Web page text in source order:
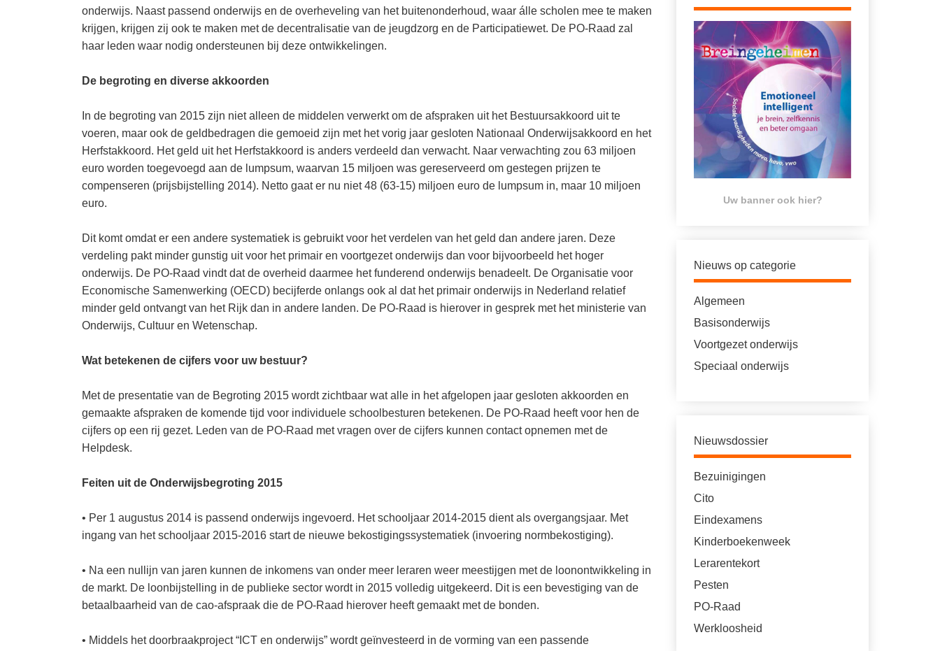
onderwijs. Naast passend onderwijs en de overheveling van het buitenonderhoud, waar álle scholen mee te maken
krijgen, krijgen zij ook te maken met de decentralisatie van de jeugdzorg en de Participatiewet. De PO-Raad zal
haar leden waar nodig ondersteunen bij deze ontwikkelingen.
De begroting en diverse akkoorden
In de begroting van 2015 zijn niet alleen de middelen verwerkt om de afspraken uit het Bestuursakkoord uit te
voeren, maar ook de geldbedragen die gemoeid zijn met het vorig jaar gesloten Nationaal Onderwijsakkoord en het
Herfstakkoord. Het geld uit het Herfstakkoord is anders verdeeld dan verwacht. Naar verwachting zou 63 miljoen
euro worden toegevoegd aan de lumpsum, waarvan 15 miljoen was gereserveerd om gestegen prijzen te
compenseren (prijsbijstelling 2014). Netto gaat er nu niet 48 (63-15) miljoen euro de lumpsum in, maar 10 miljoen
euro.
Dit komt omdat er een andere systematiek is gebruikt voor het verdelen van het geld dan andere jaren. Deze
verdeling pakt minder gunstig uit voor het primair en voortgezet onderwijs dan voor bijvoorbeeld het hoger
onderwijs. De PO-Raad vindt dat de overheid daarmee het funderend onderwijs benadeelt. De Organisatie voor
Economische Samenwerking (OECD) becijferde onlangs ook al dat het primair onderwijs in Nederland relatief
minder geld ontvangt van het Rijk dan in andere landen. De PO-Raad is hierover in gesprek met het ministerie van
Onderwijs, Cultuur en Wetenschap.
Wat betekenen de cijfers voor uw bestuur?
Met de presentatie van de Begroting 2015 wordt zichtbaar wat alle in het afgelopen jaar gesloten akkoorden en
gemaakte afspraken de komende tijd voor individuele schoolbesturen betekenen. De PO-Raad heeft voor hen de
cijfers op een rij gezet. Leden van de PO-Raad met vragen over de cijfers kunnen contact opnemen met de
Helpdesk.
Feiten uit de Onderwijsbegroting 2015
• Per 1 augustus 2014 is passend onderwijs ingevoerd. Het schooljaar 2014-2015 dient als overgangsjaar. Met
ingang van het schooljaar 2015-2016 start de nieuwe bekostigingssystematiek (invoering normbekostiging).
• Na een nullijn van jaren kunnen de inkomens van onder meer leraren weer meestijgen met de loonontwikkeling in
de markt. De loonbijstelling in de publieke sector wordt in 2015 volledig uitgekeerd. Dit is een bevestiging van de
betaalbaarheid van de cao-afspraak die de PO-Raad hierover heeft gemaakt met de bonden.
• Middels het doorbraakproject “ICT en onderwijs” wordt geïnvesteerd in de vorming van een passende
Uw banner ook hier?
Nieuws op categorie
Algemeen
Basisonderwijs
Voortgezet onderwijs
Speciaal onderwijs
Nieuwsdossier
Bezuinigingen
Cito
Eindexamens
Kinderboekenweek
Lerarentekort
Pesten
PO-Raad
Werkloosheid